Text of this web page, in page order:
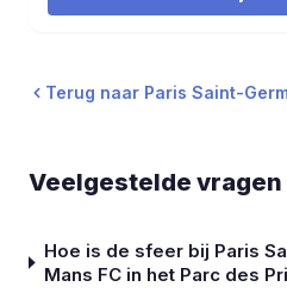
Terug naar Paris Saint-
Veelgestelde vragen
Hoe is de sfeer bij Paris
Mans FC in het Parc des